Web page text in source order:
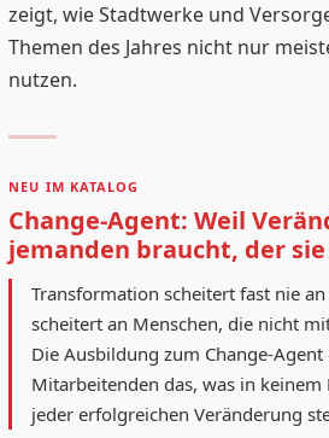
zeigt, wie Stadtwerke und
Themen des Jahres nicht nur
nutzen.
NEU IM KATALOG
Change-Agent: Weil
jemanden braucht, der
Transformation scheitert fast nie
scheitert an Menschen, die nicht
Die Ausbildung zum Change-
Mitarbeitenden das, was in keinem
jeder erfolgreichen Veränderung